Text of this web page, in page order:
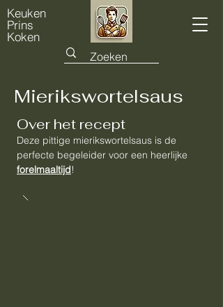
Keuken
Prins
Koken
Mierikswortelsaus
Over het recept
Deze pittige mierikswortelsaus is de
perfecte begeleider voor een heerlijke
forelmaaltijd!